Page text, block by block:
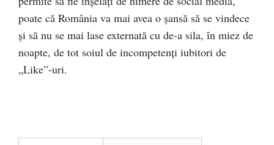
poate că România va mai avea o șansă să se vindece
și să nu se mai lase externată cu de-a sila, în miez de
noapte, de tot soiul de incompetenți iubitori de
„Like”-uri.